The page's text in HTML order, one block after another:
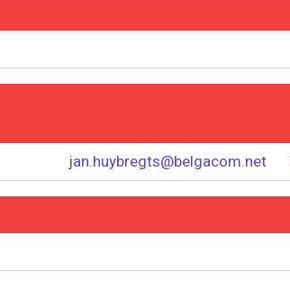
jan.huybregts@belgacom.net